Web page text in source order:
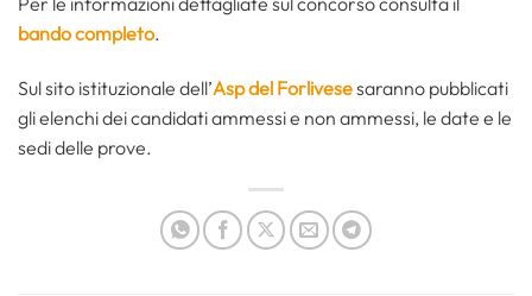
bando completo.
Sul sito istituzionale dell’Asp del Forlivesesaranno pubblicati
gli elenchi dei candidati ammessi e non ammessi, le date e le
sedi delle prove.